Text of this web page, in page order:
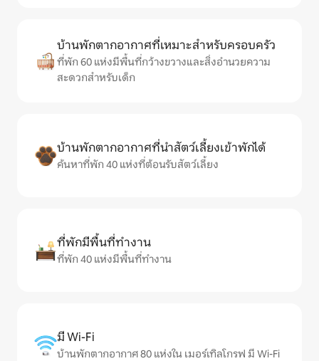
บ้านพักตากอากาศที่เหมาะสำหรับครอบครัว
ที่พัก 60 แห่งมีพื้นที่กว้างขวางและสิ่งอำนวยความ
สะดวกสำหรับเด็ก
บ้านพักตากอากาศที่นำสัตว์เลี้ยงเข้าพักได้
ค้นหาที่พัก 40 แห่งที่ต้อนรับสัตว์เลี้ยง
ที่พักมีพื้นที่ทำงาน
ที่พัก 40 แห่งมีพื้นที่ทำงาน
มี Wi-Fi
บ้านพักตากอากาศ 80 แห่งใน เมอร์เทิลโกรฟ มี Wi-Fi